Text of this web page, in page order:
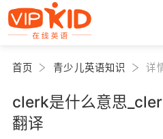
首页 青少儿英语知识 详
clerk是什么意思
翻译